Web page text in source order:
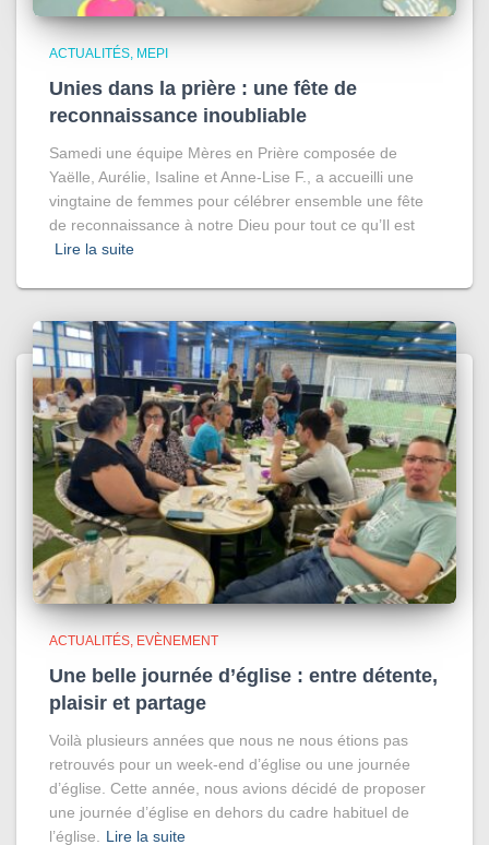
ACTUALITÉS MEPI
Unies dans la prière : une fête de
reconnaissance inoubliable
Samedi une équipe Mères en Prière composée de
Yaëlle, Aurélie, Isaline et Anne-Lise F., a accueilli une
vingtaine de femmes pour célébrer ensemble une fête
de reconnaissance à notre Dieu pour tout ce qu’Il est
Lire la suite
ACTUALITÉS EVÈNEMENT
Une belle journée d’église : entre détente,
plaisir et partage
Voilà plusieurs années que nous ne nous étions pas
retrouvés pour un week-end d’église ou une journée
d’église. Cette année, nous avions décidé de proposer
une journée d’église en dehors du cadre habituel de
l’église.
Lire la suite